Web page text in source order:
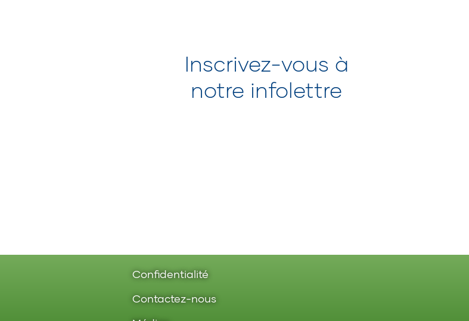
Inscrivez-vous à
notre infolettre
Confidentialité
Contactez-nous